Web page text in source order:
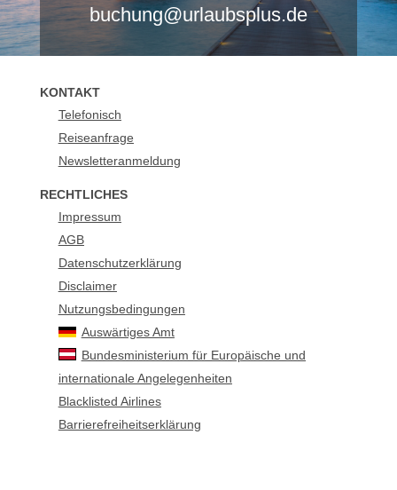
buchung@urlaubsplus.de
KONTAKT
Telefonisch
Reiseanfrage
Newsletteranmeldung
RECHTLICHES
Impressum
AGB
Datenschutzerklärung
Disclaimer
Nutzungsbedingungen
Auswärtiges Amt
Bundesministerium für Europäische und
internationale Angelegenheiten
Blacklisted Airlines
Barrierefreiheitserklärung